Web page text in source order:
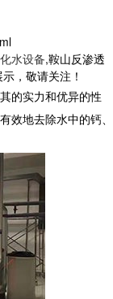
水设备,鞍山反渗透
，敬请关注！
的实力和优异的性
效地去除水中的钙、